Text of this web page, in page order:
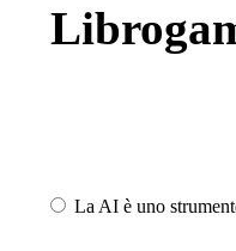
La AI è uno